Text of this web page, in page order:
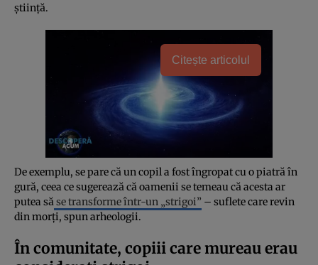
știință.
Citește articolul
De exemplu, se pare că un copil a fost îngropat cu o piatră în
gură, ceea ce sugerează că oamenii se temeau că acesta ar
putea săse transforme într-un „strigoi” – suflete care revin
din morți, spun arheologii.
În comunitate, copiii care mureau erau